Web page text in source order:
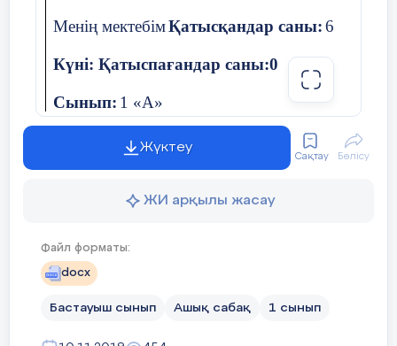
Менің мектебімҚатысқандар саны:6
Күні: Қатыспағандар саны:0
Сынып: 1 «А»
Сабақ тақырыбы 2.2 Жануарлар
мақсаттары
Сабақ
Барлық оқушылар
Жүктеу
Сақтау Бөлісу
ЖИ арқылы жасау
Файл форматы:
docx
Бастауыш сынып Ашық сабақ 1 сынып